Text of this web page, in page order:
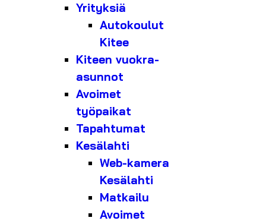
Yrityksiä
Autokoulut
Kitee
Kiteen vuokra-
asunnot
Avoimet
työpaikat
Tapahtumat
Kesälahti
Web-kamera
Kesälahti
Matkailu
Avoimet